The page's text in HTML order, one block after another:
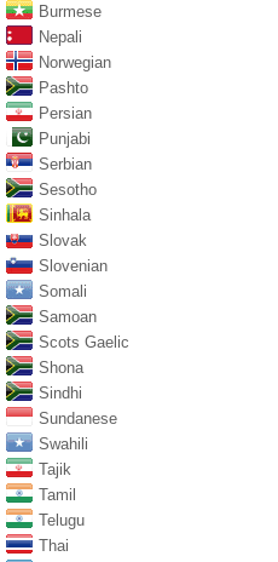
Burmese
Nepali
Norwegian
Pashto
Persian
Punjabi
Serbian
Sesotho
Sinhala
Slovak
Slovenian
Somali
Samoan
Scots Gaelic
Shona
Sindhi
Sundanese
Swahili
Tajik
Tamil
Telugu
Thai